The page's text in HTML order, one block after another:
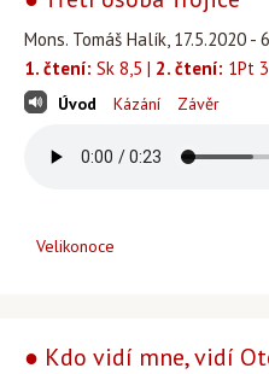
Mons. Tomáš Halík, 17.5.2020
1. čtení: Sk 8,5 | 2. čtení: 1Pt
Úvod Kázání Závěr
Velikonoce
● Kdo vidí mne, vidí